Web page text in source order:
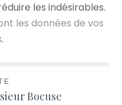
les indésirables.
les données de vos
.
Bocuse